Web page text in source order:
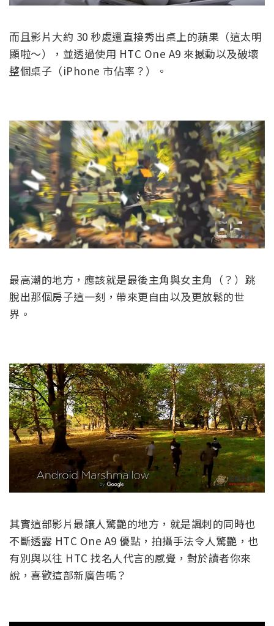
而且影片大約 30 秒處還直接秀出桌上的蘋果（這太明
顯啦～），並透過使用 HTC One A9 來撼動以及破壞
整個桌子（iPhone 市佔率？）。
最高潮的地方，應該就是最後主角與女主角（？）跳
脫出那個房子這一刻，帶來更自由以及更放鬆的世
界。
其實這部影片最讓人驚艷的地方，就是諷刺的同時也
不斷透露 HTC One A9 優點，拍攝手法令人驚艷，也
有別與以往 HTC 找名人代言的感覺，對於讀者你來
說，喜歡這部新廣告嗎？